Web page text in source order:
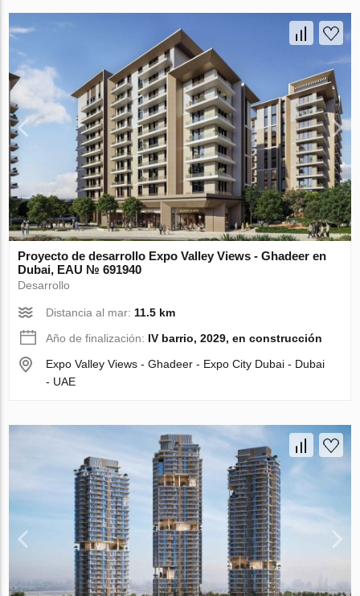
Proyecto de desarrollo Expo Valley Views - Ghadeer en
Dubai, EAU № 691940
Desarrollo
Distancia al mar: 11.5 km
Año de finalización: IV barrio, 2029, en construcción
Expo Valley Views - Ghadeer - Expo City Dubai - Dubai
- UAE